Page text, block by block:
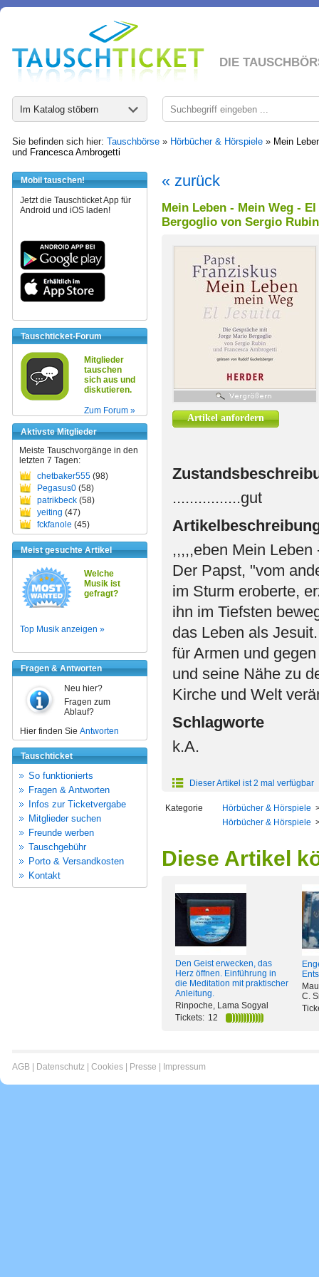
DIE
Im Katalog stöbern
Sie befinden sich hier: Tauschbörse » Hörbücher & Hörspiele » Mein
und Francesca Ambrogetti
Mobil tauschen!
Jetzt die Tauschticket App für
Android und iOS laden!
Tauschticket-Forum
Mitglieder
tauschen
sich aus und
diskutieren.
Zum Forum »
Aktivste Mitglieder
Meiste Tauschvorgänge in den
letzten 7 Tagen:
chetbaker555 (98)
Pegasus0 (58)
patrikbeck (58)
yeiting (47)
fckfanole (45)
Meist gesuchte Artikel
Welche
Musik ist
gefragt?
Top Musik anzeigen »
Fragen & Antworten
Neu hier?
Fragen zum
Ablauf?
Hier finden Sie Antworten
Tauschticket
So funktionierts
Fragen & Antworten
Infos zur Ticketvergabe
Mitglieder suchen
Freunde werben
Tauschgebühr
Porto & Versandkosten
Kontakt
« zurück
Mein Leben - Mein Weg -
Bergoglio von Sergio
Artikel anfordern
................gut
,,,,,eben Mein
Der Papst, "vom
im Sturm eroberte,
ihn im Tiefsten
das Leben als
für Armen und
und seine Nähe zu
Kirche und Welt
Schlagworte
k.A.
Dieser Artikel ist 2 mal verfügbar
Kategorie Hörbücher & Hörspiele
Hörbücher & Hörspiele
Diese Artikel
Den Geist erwecken, das
Herz öffnen. Einführung in
die Meditation mit praktischer
Anleitung.
Rinpoche, Lama Sogyal
Tickets: 12
C.
AGB Datenschutz Cookies Presse Impressum